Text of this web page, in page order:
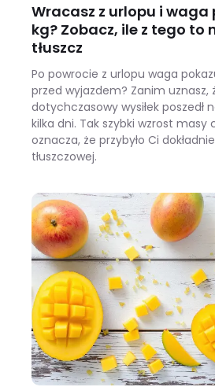
Wracasz z urlopu i waga
kg? Zobacz, ile z tego to
tłuszcz
Po powrocie z urlopu waga
przed wyjazdem? Zanim uznasz,
dotychczasowy wysiłek poszedł
kilka dni. Tak szybki wzrost masy
oznacza, że przybyło Ci
tłuszczowej.